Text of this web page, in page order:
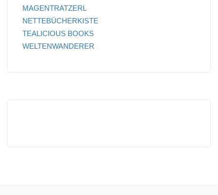
MAGENTRATZERL
NETTEBÜCHERKISTE
TEALICIOUS BOOKS
WELTENWANDERER